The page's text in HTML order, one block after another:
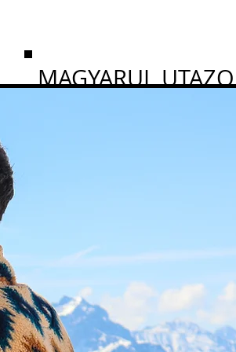
MAGYARUL